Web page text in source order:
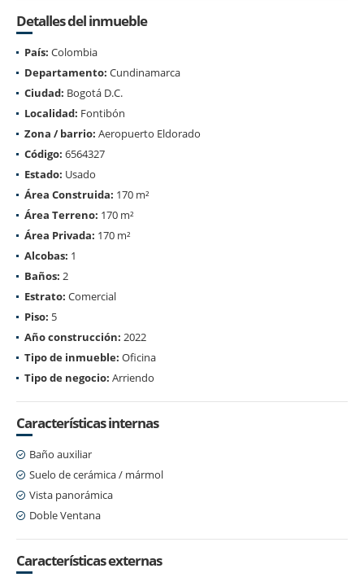
Detalles del inmueble
País: Colombia
Departamento: Cundinamarca
Ciudad: Bogotá D.C.
Localidad: Fontibón
Zona / barrio: Aeropuerto Eldorado
Código: 6564327
Estado: Usado
Área Construida: 170 m²
Área Terreno: 170 m²
Área Privada: 170 m²
Alcobas: 1
Baños: 2
Estrato: Comercial
Piso: 5
Año construcción: 2022
Tipo de inmueble: Oficina
Tipo de negocio: Arriendo
Características internas
Baño auxiliar
Suelo de cerámica / mármol
Vista panorámica
Doble Ventana
Características externas